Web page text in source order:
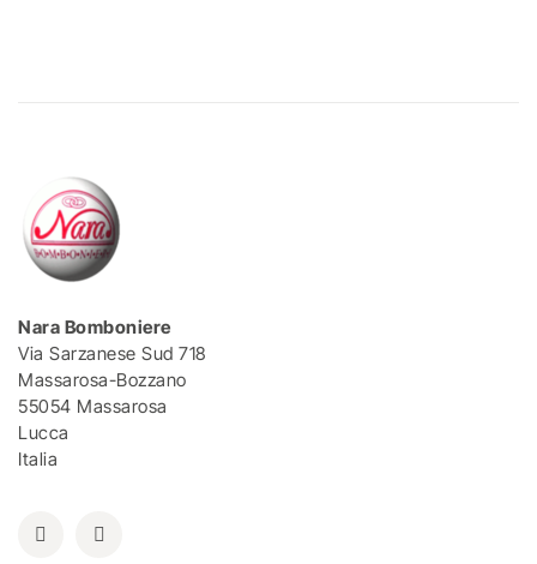
Nara Bomboniere
Via Sarzanese Sud 718
Massarosa-Bozzano
55054 Massarosa
Lucca
Italia